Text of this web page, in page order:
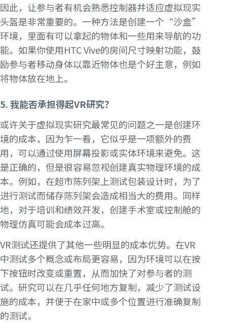
因此，让参与者有机会熟悉控制器并适应虚拟现实
头盔是非常重要的。一种方法是创建一个“沙盒”
环境，里面有可以拿起的物体和一些用来导航的功
能。如果你使用HTC Vive的房间尺寸映射功能，鼓
励参与者移动身体以靠近物体也是个好主意，例如
将物体放在地上。
5. 我能否承担得起VR研究？
或许关于虚拟现实研究最常见的问题之一是创建环
境的成本，因为乍一看，它似乎是一项额外的费
用，可以通过使用屏幕投影或实体环境来避免。这
是正确的，但是很容易忽视创建真实物理环境的成
本。例如，在超市陈列架上测试包装设计时，为了
进行测试而储存陈列架会造成相当大的费用。同样
地，对于培训和绩效开发，创建手术室或控制舱的
物理仿真可能会成本过高。
VR测试还提供了其他一些明显的成本优势。在VR
中测试多个概念或布局更容易，因为环境可以在按
下按钮时改变或重置，从而加快了对参与者的测
试。研究可以在几乎任何地方复制，减少了测试设
施的成本，并便于在家中或多个位置进行准确复制
的测试。